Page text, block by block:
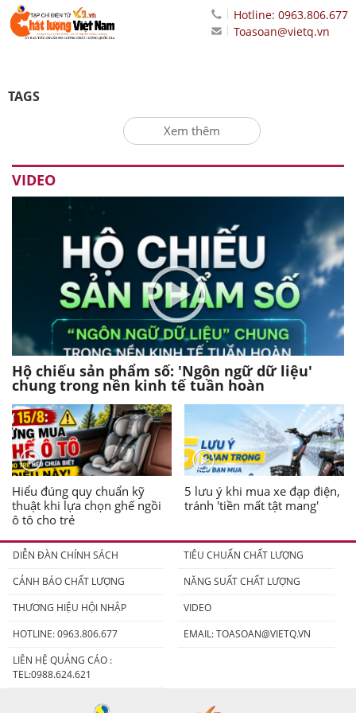
Hotline: 0963.806.677
Toasoan@vietq.vn
TAGS
Xem thêm
VIDEO
Hộ chiếu sản phẩm số: 'Ngôn ngữ dữ liệu'
chung trong nền kinh tế tuần hoàn
Hiểu đúng quy chuẩn kỹ
thuật khi lựa chọn ghế ngồi
ô tô cho trẻ
5 lưu ý khi mua xe đạp điện,
tránh 'tiền mất tật mang'
DIỄN ĐÀN CHÍNH SÁCH
TIÊU CHUẨN CHẤT LƯỢNG
CẢNH BÁO CHẤT LƯỢNG
NĂNG SUẤT CHẤT LƯỢNG
THƯƠNG HIỆU HỘI NHẬP
VIDEO
HOTLINE: 0963.806.677
EMAIL:TOASOAN@VIETQ.VN
LIÊN HỆ QUẢNG CÁO :
TEL:0988.624.621